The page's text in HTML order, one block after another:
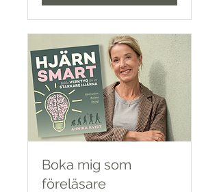
Boka mig som
föreläsare